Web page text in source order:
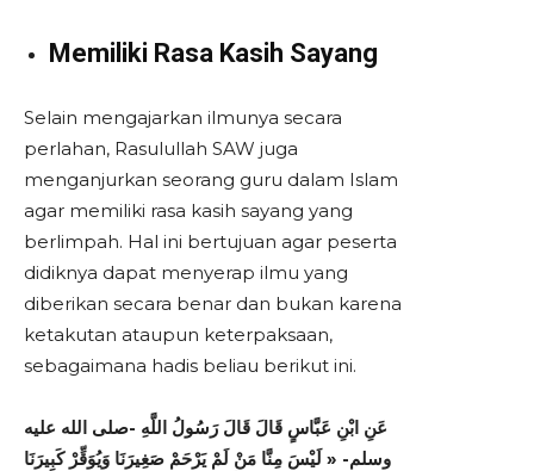
Memiliki Rasa Kasih Sayang
Selain mengajarkan ilmunya secara
perlahan, Rasulullah SAW juga
menganjurkan seorang guru dalam Islam
agar memiliki rasa kasih sayang yang
berlimpah. Hal ini bertujuan agar peserta
didiknya dapat menyerap ilmu yang
diberikan secara benar dan bukan karena
ketakutan ataupun keterpaksaan,
sebagaimana hadis beliau berikut ini.
عَنِ ابْنِ عَبَّاسٍ قَالَ قَالَ رَسُولُ اللَّهِ -صلى الله عليه
وسلم- « لَيْسَ مِنَّا مَنْ لَمْ يَرْحَمْ صَغِيرَنَا وَيُوَقِّرْ كَبِيرَنَا